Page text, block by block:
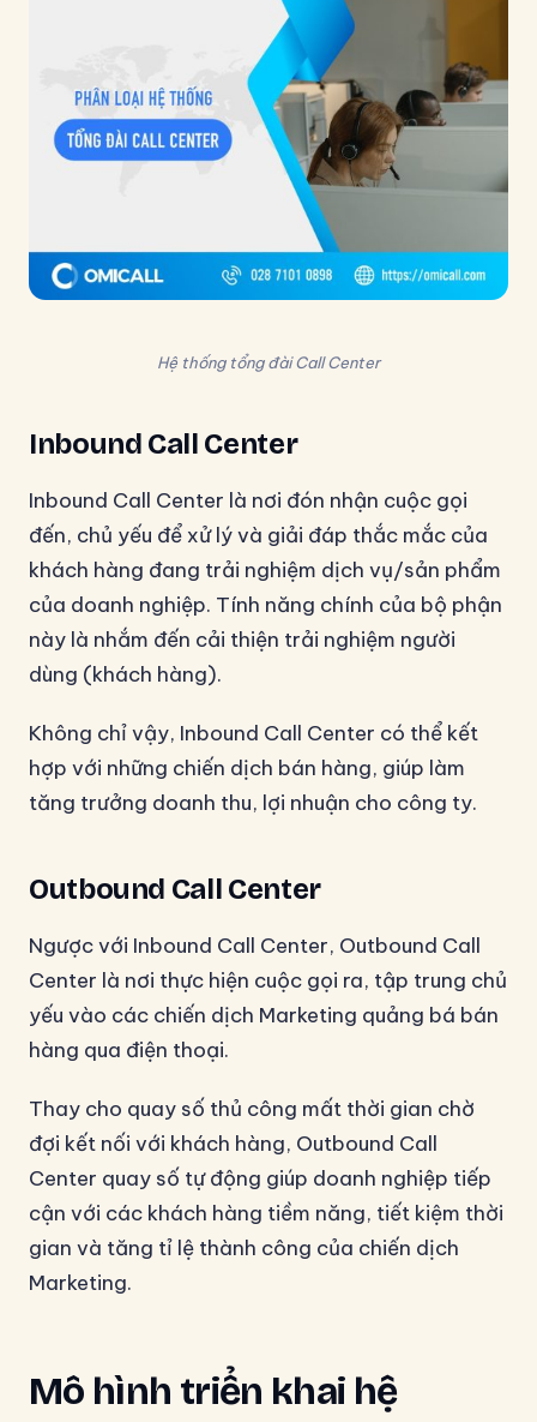
Hệ thống tổng đài Call Center
Inbound Call Center
Inbound Call Center là nơi đón nhận cuộc gọi
đến, chủ yếu để xử lý và giải đáp thắc mắc của
khách hàng đang trải nghiệm dịch vụ/sản phẩm
của doanh nghiệp. Tính năng chính của bộ phận
này là nhắm đến cải thiện trải nghiệm người
dùng (khách hàng).
Không chỉ vậy, Inbound Call Center có thể kết
hợp với những chiến dịch bán hàng, giúp làm
tăng trưởng doanh thu, lợi nhuận cho công ty.
Outbound Call Center
Ngược với Inbound Call Center, Outbound Call
Center là nơi thực hiện cuộc gọi ra, tập trung chủ
yếu vào các chiến dịch Marketing quảng bá bán
hàng qua điện thoại.
Thay cho quay số thủ công mất thời gian chờ
đợi kết nối với khách hàng, Outbound Call
Center quay số tự động giúp doanh nghiệp tiếp
cận với các khách hàng tiềm năng, tiết kiệm thời
gian và tăng tỉ lệ thành công của chiến dịch
Marketing.
Mô hình triển khai hệ